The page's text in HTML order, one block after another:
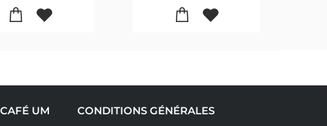
UM
CONDITIONS GÉNÉRALES